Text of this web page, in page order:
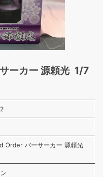
ーカー 源頼光 1/7
Order バーサーカー 源頼光